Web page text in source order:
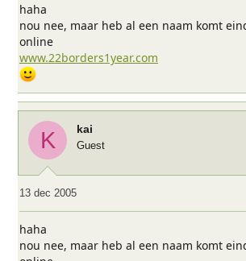
haha
nou nee, maar heb al een naam komt
online
www.22borders1year.com
K kai
Guest
13 dec 2005
haha
nou nee, maar heb al een naam komt